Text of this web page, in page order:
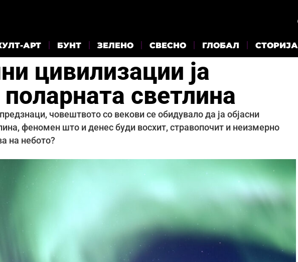
АРТ БУНТ ЗЕЛЕНО СВЕСНО ГЛОБАЛ СТОРИЈА
цивилизации ја
поларната светлина
човештвото со векови се обидувало да ја објасни
феномен што и денес буди восхит, стравопочит и неизмерно
на небото?